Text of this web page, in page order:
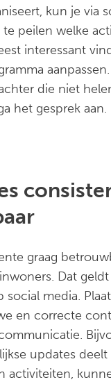
kun je via
peilen welke
interessant
die niet
het gesprek aan.
graag
Dat
social media.
en correcte
updates deelt
activiteiten,